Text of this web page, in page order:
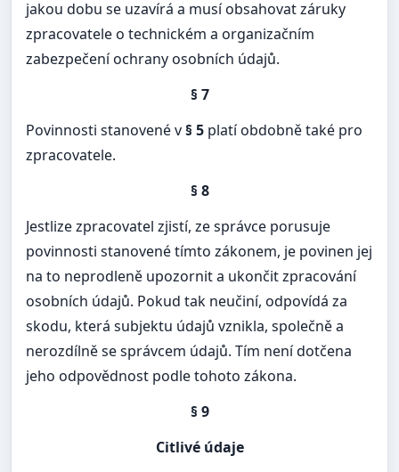
jakou dobu se uzavírá a musí obsahovat záruky
zpracovatele o technickém a organizačním
zabezpečení ochrany osobních údajů.
§ 7
Povinnosti stanovené v§ 5 platí obdobně také pro
zpracovatele.
§ 8
Jestlize zpracovatel zjistí, ze správce porusuje
povinnosti stanovené tímto zákonem, je povinen jej
na to neprodleně upozornit a ukončit zpracování
osobních údajů. Pokud tak neučiní, odpovídá za
skodu, která subjektu údajů vznikla, společně a
nerozdílně se správcem údajů. Tím není dotčena
jeho odpovědnost podle tohoto zákona.
§ 9
Citlivé údaje